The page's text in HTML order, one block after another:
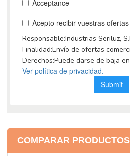
COMPARAR PRODUCTOS